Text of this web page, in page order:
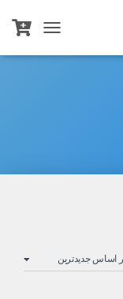
TOGGLE
NAVIGATION